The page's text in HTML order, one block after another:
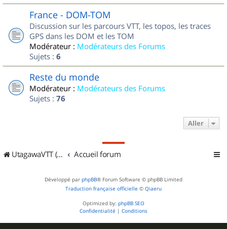
France - DOM-TOM
Discussion sur les parcours VTT, les topos, les traces
GPS dans les DOM et les TOM
Modérateur : Modérateurs des Forums
Sujets : 6
Reste du monde
Modérateur : Modérateurs des Forums
Sujets : 76
Aller
UtagawaVTT (Randos VTT et VTTAE avec traces GPS) Accueil forum
Développé par phpBB® Forum Software © phpBB Limited
Traduction française officielle © Qiaeru
Optimized by: phpBB SEO
Confidentialité | Conditions